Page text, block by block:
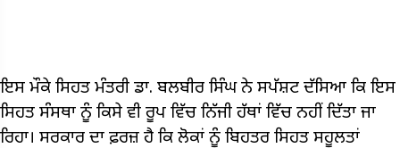
ਇਸ ਮੌਕੇ ਸਿਹਤ ਮੰਤਰੀ ਡਾ. ਬਲਬੀਰ ਸਿੰਘ ਨੇ ਸਪੱਸ਼ਟ ਦੱਸਿਆ ਕਿ ਇਸ
ਸਿਹਤ ਸੰਸਥਾ ਨੂੰ ਕਿਸੇ ਵੀ ਰੂਪ ਵਿੱਚ ਨਿੱਜੀ ਹੱਥਾਂ ਵਿੱਚ ਨਹੀਂ ਦਿੱਤਾ ਜਾ
ਰਿਹਾ। ਸਰਕਾਰ ਦਾ ਫ਼ਰਜ਼ ਹੈ ਕਿ ਲੋਕਾਂ ਨੂੰ ਬਿਹਤਰ ਸਿਹਤ ਸਹੂਲਤਾਂ